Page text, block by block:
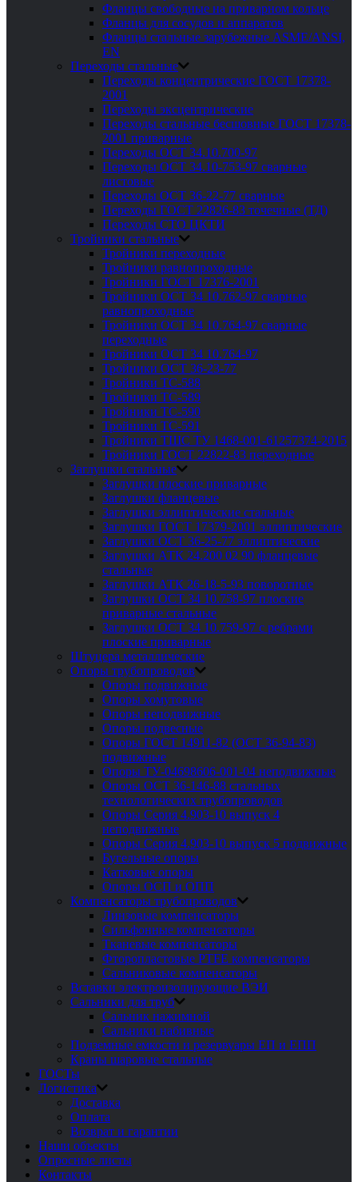
Фланцы свободные на приварном кольце
Фланцы для сосудов и аппаратов
Фланцы стальные зарубежные ASME/ANSI,
EN
Переходы стальные
Переходы концентрические ГОСТ 17378-
2001
Переходы эксцентрические
Переходы стальные бесшовные ГОСТ 17378-
2001 приварные
Переходы ОСТ 34.10.700-97
Переходы ОСТ 34.10-753-97 сварные
листовые
Переходы ОСТ 36-22-77 сварные
Переходы ГОСТ 22826-83 точечные (ТД)
Переходы СТО ЦКТИ
Тройники стальные
Тройники переходные
Тройники равнопроходные
Тройники ГОСТ 17376-2001
Тройники ОСТ 34 10.762-97 сварные
равнопроходные
Тройники ОСТ 34 10.764-97 сварные
переходные
Тройники ОСТ 34 10.764-97
Тройники ОСТ 36-23-77
Тройники ТС-588
Тройники ТС-589
Тройники ТС-590
Тройники ТС-591
Тройники ТШС ТУ 1468-001-61257374-2015
Тройники ГОСТ 22822-83 переходные
Заглушки стальные
Заглушки плоские приварные
Заглушки фланцевые
Заглушки эллиптические стальные
Заглушки ГОСТ 17379-2001 эллиптические
Заглушки ОСТ 36-25-77 эллиптические
Заглушки АТК 24.200 02 90 фланцевые
стальные
Заглушки АТК 26-18-5-93 поворотные
Заглушки ОСТ 34 10.758-97 плоские
приварные стальные
Заглушки ОСТ 34 10.759-97 с ребрами
плоские приварные
Штуцера металлические
Опоры трубопроводов
Опоры подвижные
Опоры хомутовые
Опоры неподвижные
Опоры подвесные
Опоры ГОСТ 14911-82 (ОСТ 36-94-83)
подвижные
Опоры ТУ-04698606-001-04 неподвижные
Опоры ОСТ 36-146-88 стальных
технологических трубопроводов
Опоры Серия 4.903-10 выпуск 4
неподвижные
Опоры Серия 4.903-10 выпуск 5 подвижные
Бугельные опоры
Катковые опоры
Опоры ОСП и ОПП
Компенсаторы трубопроводов
Линзовые компенсаторы
Сильфонные компенсаторы
Тканевые компенсаторы
Фторопластовые PTFE компенсаторы
Сальниковые компенсаторы
Вставки электроизолирующие ВЭИ
Сальники для труб
Сальник нажимной
Сальники набивные
Подземные емкости и резервуары ЕП и ЕПП
Краны шаровые стальные
ГОСТы
Логистика
Доставка
Оплата
Возврат и гарантии
Наши объекты
Опросные листы
Контакты